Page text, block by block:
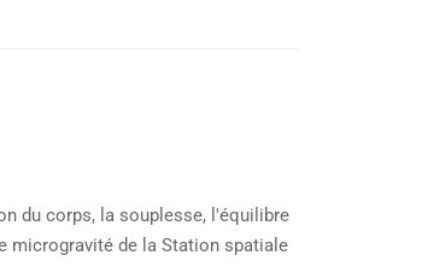
du corps, la souplesse, l'équilibre
microgravité de la Station spatiale